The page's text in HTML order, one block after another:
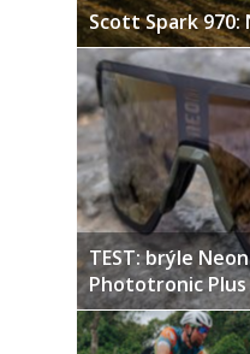
Scott Spark
TEST: brýle
Phototronic Plus